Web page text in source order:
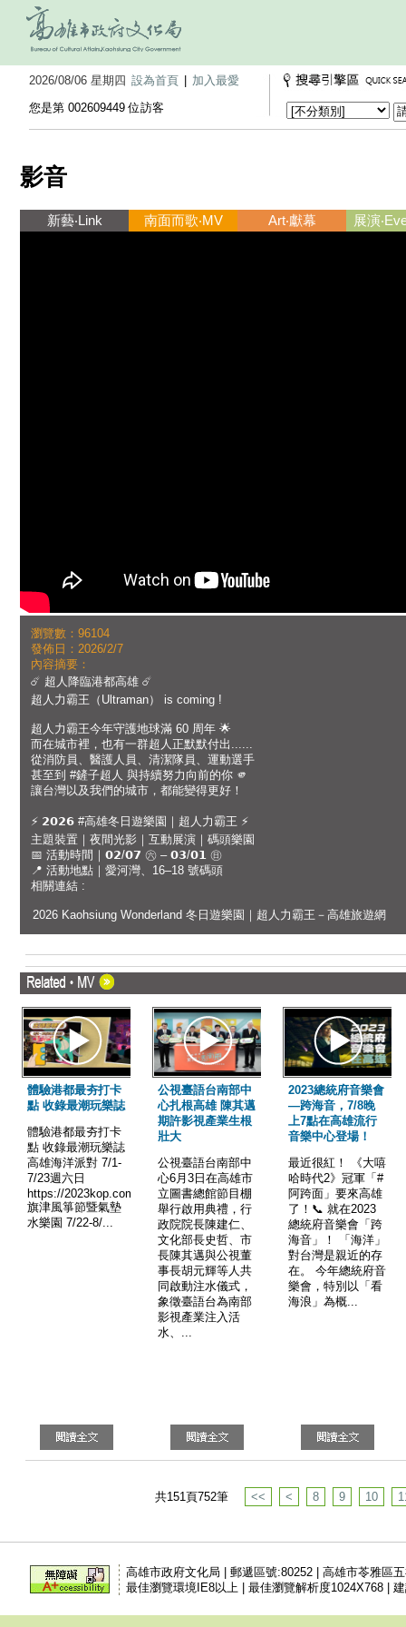
2026/08/06 星期四 設為首頁
加入最愛
您是第 002609449 位訪客
影音
新藝‧Link 南面而歌‧MV Art‧獻幕 展演
瀏覽數：96104
發佈日：2026/2/7
內容摘要：
☄️ 超人降臨港都高雄 ☄️
超人力霸王（Ultraman） is coming !
超人力霸王今年守護地球滿 60 周年 🌟
而在城市裡，也有一群超人正默默付出......
從消防員、醫護人員、清潔隊員、運動選手
甚至到 #鏟子超人 與持續努力向前的你 🫵
讓台灣以及我們的城市，都能變得更好！
⚡ 𝟮𝟬𝟮𝟲 #高雄冬日遊樂園｜超人力霸王 ⚡
主題裝置｜夜間光影｜互動展演｜碼頭樂園
📅 活動時間｜𝟬𝟮/𝟬𝟳 ㊅ – 𝟬𝟯/𝟬𝟭 ㊐
📍 活動地點｜愛河灣、16–18 號碼頭
相關連結 :
2026 Kaohsiung Wonderland 冬日遊樂園｜超人力霸王－高雄旅遊網
體驗港都最夯打卡
點 收錄最潮玩樂誌
體驗港都最夯打卡
點 收錄最潮玩樂誌
高雄海洋派對 7/1-
7/23週六日
https://2023kop.com.tw/
旗津風箏節暨氣墊
水樂園 7/22-8/...
公視臺語台南部中
心扎根高雄 陳其邁
期許影視產業生根
壯大
公視臺語台南部中
心6月3日在高雄市
立圖書總館節目棚
舉行啟用典禮，行
政院院長陳建仁、
文化部長史哲、市
長陳其邁與公視董
事長胡元輝等人共
同啟動注水儀式，
象徵臺語台為南部
影視產業注入活
水、...
2023總統府音樂會
—跨海音，7/8晚
上7點在高雄流行
音樂中心登場！
最近很紅！ 《大嘻
哈時代2》冠軍「#
阿跨面」要來高雄
了！📞 就在2023
總統府音樂會「跨
海音」！ 「海洋」
對台灣是親近的存
在。 今年總統府音
樂會，特別以「看
海浪」為概...
共151頁752筆 << < 8 9 10
高雄市政府文化局 | 郵遞區號:80252 | 高雄市苓雅區
最佳瀏覽環境IE8以上 | 最佳瀏覽解析度1024X768 |